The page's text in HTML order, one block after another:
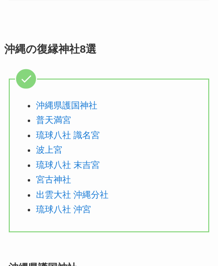
沖縄の復縁神社8選
沖縄県護国神社
普天満宮
琉球八社 識名宮
波上宮
琉球八社 末吉宮
宮古神社
出雲大社 沖縄分社
琉球八社 沖宮